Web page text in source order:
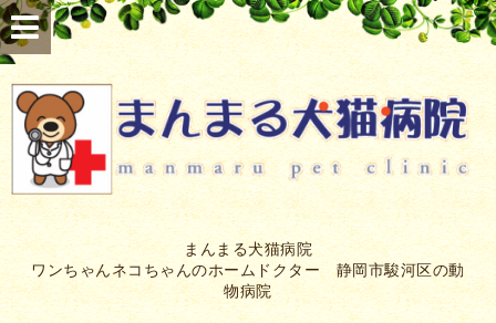
まんまる犬猫病院
ワンちゃんネコちゃんのホームドクター 静岡市駿河区の動
物病院